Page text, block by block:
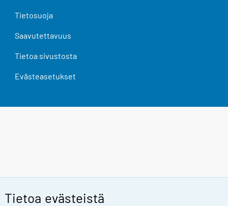
Tietoa evästeistä
Tietosuoja
Saavutettavuus
Tietoa sivustosta
Evästeasetukset